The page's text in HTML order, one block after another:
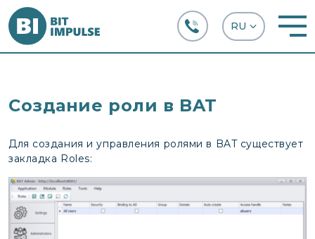
Создание роли в BAT
Для создания и управления ролями в BAT существует
закладка Roles: